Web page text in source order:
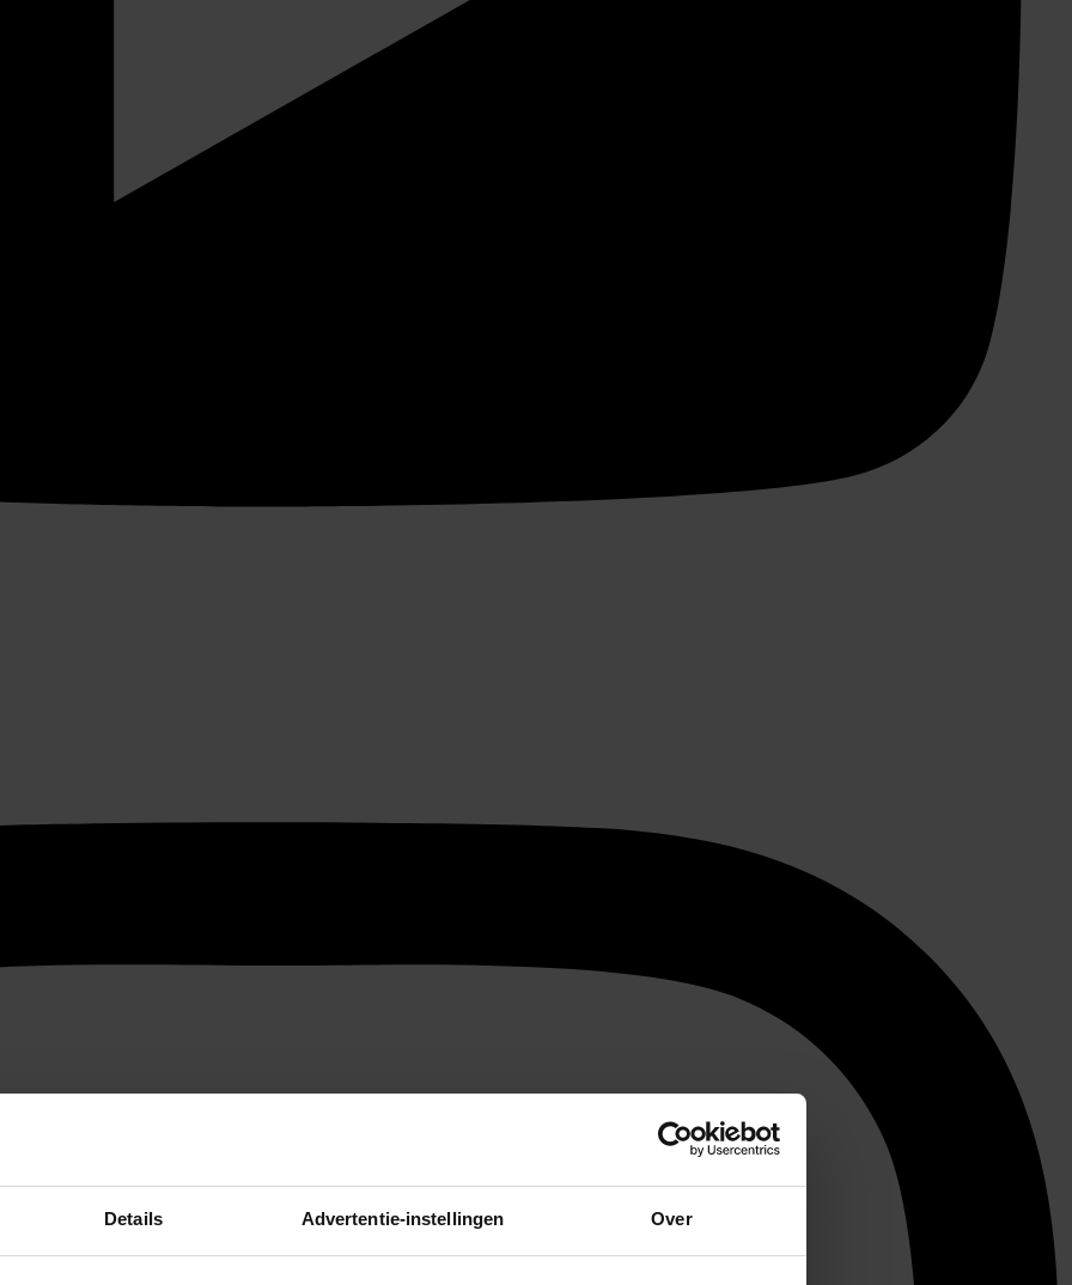
Details Advertentie-instellingen Over